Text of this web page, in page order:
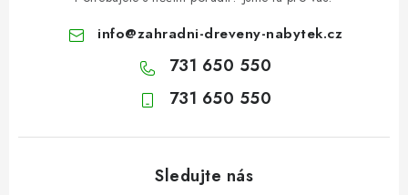
info@zahradni-dreveny-nabytek.cz
731 650 550
731 650 550